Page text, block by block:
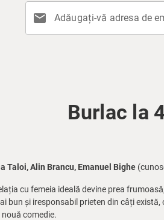
mail Adăugați-vă adresa de
Burlac la
Taloi, Alin Brancu, Emanuel Bighe
cu femeia ideală devine prea
bun și iresponsabil prieten din câți
comedie.